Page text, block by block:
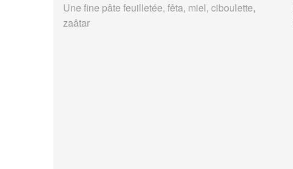
Une fine pâte feuilletée, fêta, miel, ciboulette,
zaâtar